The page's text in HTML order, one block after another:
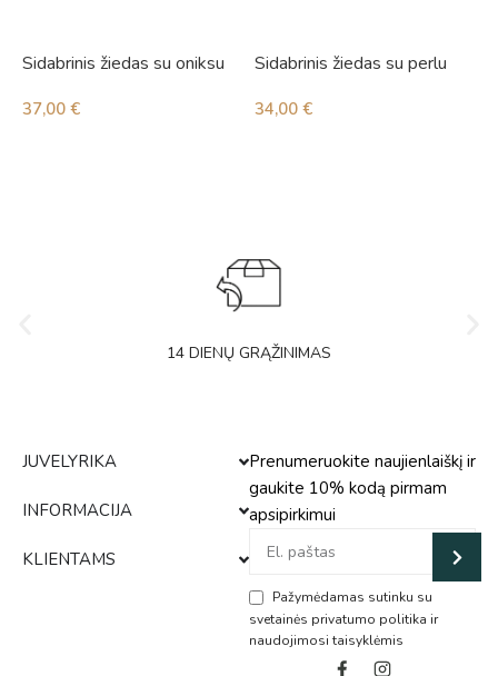
Sidabrinis žiedas su oniksu
37,00 €
Sidabrinis žiedas su perlu
34,00 €
14 DIENŲ GRĄŽINIMAS
JUVELYRIKA
INFORMACIJA
KLIENTAMS
Prenumeruokite naujienlaiškį ir
gaukite 10% kodą pirmam
apsipirkimui
Pažymėdamas sutinku su
svetainės privatumo politika ir
naudojimosi taisyklėmis
Alternative: